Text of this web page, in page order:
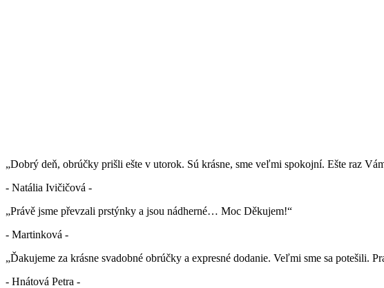
„Dobrý deň, obrúčky prišli ešte v utorok. Sú krásne, sme veľmi spokojní. Ešte raz
- Natália Ivičičová -
„Právě jsme převzali prstýnky a jsou nádherné… Moc Děkujem!“
- Martinková -
„Ďakujeme za krásne svadobné obrúčky a expresné dodanie. Veľmi sme sa potešili.
- Hnátová Petra -